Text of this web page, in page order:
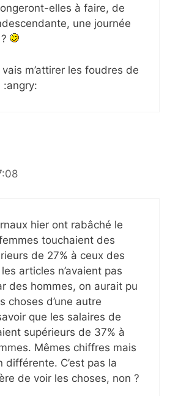
elles à faire, de
une journée
m’attirer les foudres de
hier ont rabâché le
touchaient des
de 27% à ceux des
articles n’avaient pas
des hommes, on aurait pu
choses d’une autre
que les salaires de
supérieurs de 37% à
Mêmes chiffres mais
différente. C’est pas la
de voir les choses, non ?